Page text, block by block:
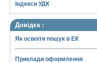
Індекси УДК
Довідка :
Як освоїти пошук в ЕК
Приклади оформлення